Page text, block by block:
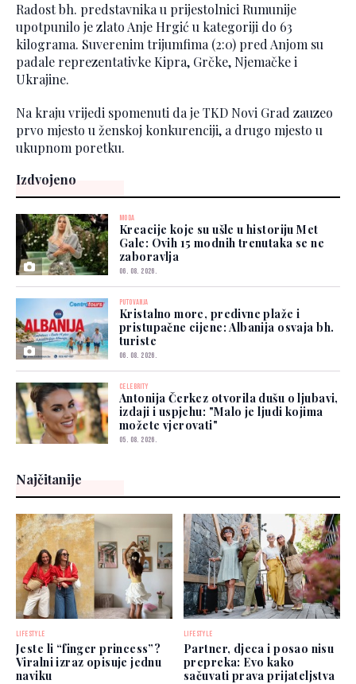
Radost bh. predstavnika u prijestolnici Rumunije
upotpunilo je zlato Anje Hrgić u kategoriji do 63
kilograma. Suverenim trijumfima (2:0) pred Anjom su
padale reprezentativke Kipra, Grčke, Njemačke i
Ukrajine.
Na kraju vrijedi spomenuti da je TKD Novi Grad zauzeo
prvo mjesto u ženskoj konkurenciji, a drugo mjesto u
ukupnom poretku.
Izdvojeno
MODA
Kreacije koje su ušle u historiju Met
Gale: Ovih 15 modnih trenutaka se ne
zaboravlja
06. 08. 2026.
PUTOVANJA
Kristalno more, predivne plaže i
pristupačne cijene: Albanija osvaja bh.
turiste
06. 08. 2026.
CELEBRITY
Antonija Čerkez otvorila dušu o ljubavi,
izdaji i uspjehu: "Malo je ljudi kojima
možete vjerovati"
05. 08. 2026.
Najčitanije
LIFESTYLE
Jeste li “finger princess”?
Viralni izraz opisuje jednu
naviku
LIFESTYLE
Partner, djeca i posao nisu
prepreka: Evo kako
sačuvati prava prijateljstva